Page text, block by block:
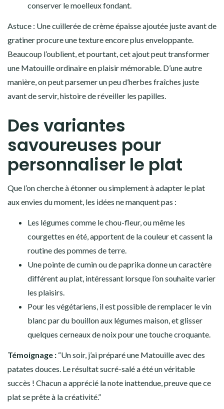
conserver le moelleux fondant.
Astuce : Une cuillerée de crème épaisse ajoutée juste avant de
gratiner procure une texture encore plus enveloppante.
Beaucoup l’oublient, et pourtant, cet ajout peut transformer
une Matouille ordinaire en plaisir mémorable. D’une autre
manière, on peut parsemer un peu d’herbes fraîches juste
avant de servir, histoire de réveiller les papilles.
Des variantes
savoureuses pour
personnaliser le plat
Que l’on cherche à étonner ou simplement à adapter le plat
aux envies du moment, les idées ne manquent pas :
Les légumes comme le chou-fleur, ou même les
courgettes en été, apportent de la couleur et cassent la
routine des pommes de terre.
Une pointe de cumin ou de paprika donne un caractère
différent au plat, intéressant lorsque l’on souhaite varier
les plaisirs.
Pour les végétariens, il est possible de remplacer le vin
blanc par du bouillon aux légumes maison, et glisser
quelques cerneaux de noix pour une touche croquante.
Témoignage : “Un soir, j’ai préparé une Matouille avec des
patates douces. Le résultat sucré-salé a été un véritable
succès ! Chacun a apprécié la note inattendue, preuve que ce
plat se prête à la créativité.”